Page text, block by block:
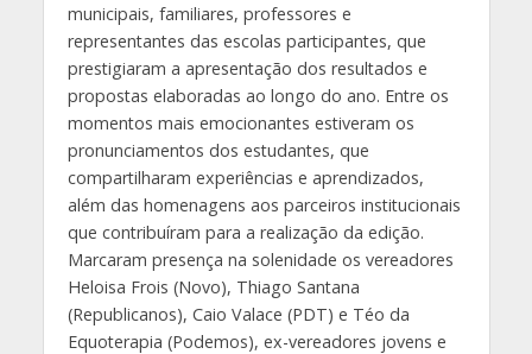
municipais, familiares, professores e
representantes das escolas participantes, que
prestigiaram a apresentação dos resultados e
propostas elaboradas ao longo do ano. Entre os
momentos mais emocionantes estiveram os
pronunciamentos dos estudantes, que
compartilharam experiências e aprendizados,
além das homenagens aos parceiros institucionais
que contribuíram para a realização da edição.
Marcaram presença na solenidade os vereadores
Heloisa Frois (Novo), Thiago Santana
(Republicanos), Caio Valace (PDT) e Téo da
Equoterapia (Podemos), ex-vereadores jovens e